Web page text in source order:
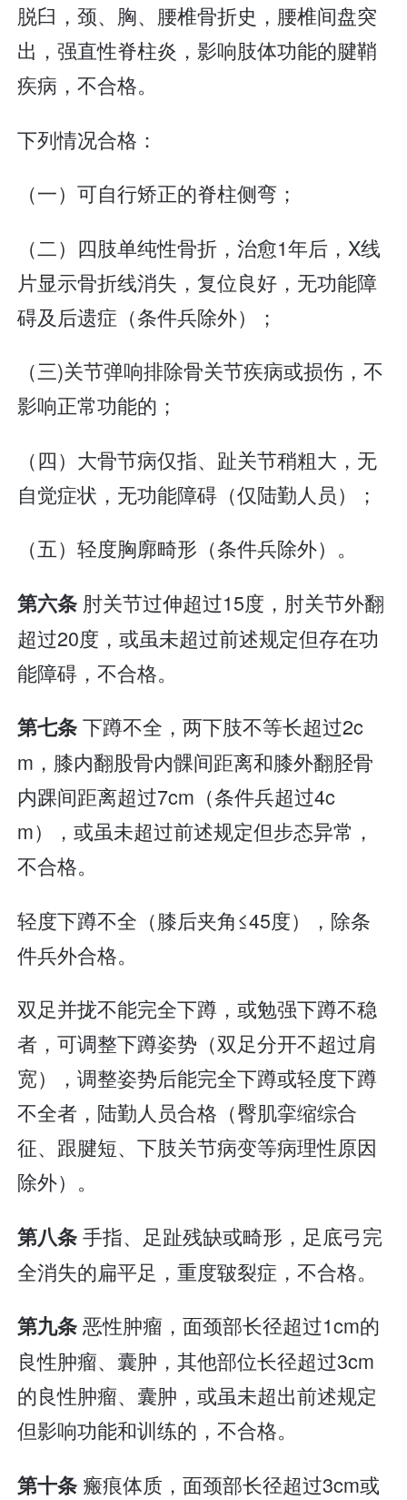
脱臼，颈、胸、腰椎骨折史，腰椎间盘突
出，强直性脊柱炎，影响肢体功能的腱鞘
疾病，不合格。
下列情况合格：
（一）可自行矫正的脊柱侧弯；
（二）四肢单纯性骨折，治愈1年后，X线
片显示骨折线消失，复位良好，无功能障
碍及后遗症（条件兵除外）；
（三)关节弹响排除骨关节疾病或损伤，不
影响正常功能的；
（四）大骨节病仅指、趾关节稍粗大，无
自觉症状，无功能障碍（仅陆勤人员）；
（五）轻度胸廓畸形（条件兵除外）。
第六条 肘关节过伸超过15度，肘关节外翻
超过20度，或虽未超过前述规定但存在功
能障碍，不合格。
第七条下蹲不全，两下肢不等长超过2c
m，膝内翻股骨内髁间距离和膝外翻胫骨
内踝间距离超过7cm（条件兵超过4c
m），或虽未超过前述规定但步态异常，
不合格。
轻度下蹲不全（膝后夹角≤45度），除条
件兵外合格。
双足并拢不能完全下蹲，或勉强下蹲不稳
者，可调整下蹲姿势（双足分开不超过肩
宽），调整姿势后能完全下蹲或轻度下蹲
不全者，陆勤人员合格（臀肌挛缩综合
征、跟腱短、下肢关节病变等病理性原因
除外）。
第八条手指、足趾残缺或畸形，足底弓完
全消失的扁平足，重度皲裂症，不合格。
第九条恶性肿瘤，面颈部长径超过1cm的
良性肿瘤、囊肿，其他部位长径超过3cm
的良性肿瘤、囊肿，或虽未超出前述规定
但影响功能和训练的，不合格。
第十条 瘢痕体质，面颈部长径超过3cm或